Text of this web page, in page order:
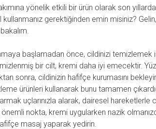
yönelik etkili bir ürün olarak son
kullanmanız gerektiğinden emin misiniz?
başlamadan önce, cildinizi temizlemek
bir cilt, kremi daha iyi emecektir.
sonra, cildinizin hafifçe kurumasını
ürünleri kullanarak bunu tamamen
uçlarınızla alarak, dairesel hareketlerle
nokta, kremi uygularken nazik
masaj yaparak yedirin.